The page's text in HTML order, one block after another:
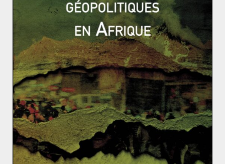
surtout de sa volonté de s’assurer des frontières
sécurisées avec la Centrafrique. En effet, après avoir
envoyé un détachement pour protéger Patassé en 1997,
le Tchad avait ensuite aidé Bozizé à s’emparer du
pouvoir en 2003 pour finalement apporter son soutien
à la Séléka en 2013 tant la sécurité à la frontière
Tchad/Centrafrique n’avait jamais pu être assurée par
les présidents successifs.
Le conflit de 2013
Il convient donc d’avoir à l’esprit ces éléments pour lire
la crise de 2013 et ne pas essentialiser le facteur